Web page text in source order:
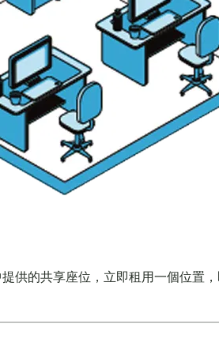
供的共享座位，立即租用一個位置